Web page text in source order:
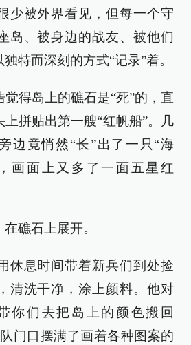
少被外界看见，但每一个守
岛、被身边的战友、被他们
特而深刻的方式“记录”着。
得岛上的礁石是“死”的，直
拼贴出第一艘“红帆船”。几
边竟悄然“长”出了一只“海
画面上又多了一面五星红
礁石上展开。
休息时间带着新兵们到处捡
清洗干净，涂上颜料。他对
你们去把岛上的颜色搬回
门口摆满了画着各种图案的